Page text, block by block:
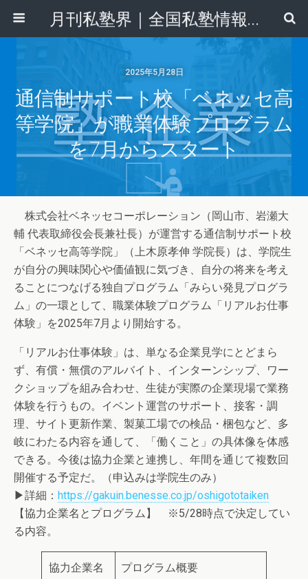
月刊私塾界｜全国私塾情報センター
2025年5月28日
通信制サポート校「ベネッセ高
等学院」が職業体験プログラム
を7月からスタート
株式会社ベネッセコーポレーション（岡山市、岩瀬大
輔 代表取締役会長兼社長）が運営する通信制サポート校
「ベネッセ高等学院」（上木原孝伸 学院長）は、学院生
が自分の興味関心や価値観に気づき、自分の将来を考え
ることにつなげる独自プログラム「みらい発見プログラ
ム」の一環として、職業体験プログラム「リアルお仕事
体験」を2025年7月より開始する。
「リアルお仕事体験」は、単なる企業見学にとどまら
ず、有償・無償のアルバイト、インターンシップ、ワー
クショップを組み合わせ、生徒が実際の企業現場で業務
体験を行うもの。イベント運営のサポート、接客・調
理、サイト更新作業、製菓工場での検品・梱包など、多
岐にわたる内容を通して、「働くこと」の具体像を体感
できる。今後は協力企業と連携し、年間を通じて複数回
開催する予定だ。（申込みは学院生のみ）
▶詳細： https://gakuin.benesse.co.jp/oshigototaiken
【協力企業名とプログラム】 ※5/28時点で決定してい
る内容。
協力企業名 プログラム概要